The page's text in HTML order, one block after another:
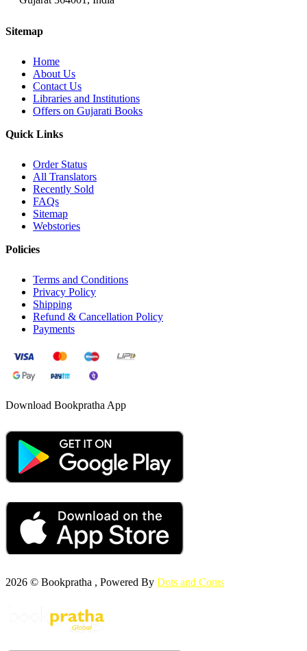
Sitemap
Home
About Us
Contact Us
Libraries and Institutions
Offers on Gujarati Books
Quick Links
Order Status
All Translators
Recently Sold
FAQs
Sitemap
Webstories
Policies
Terms and Conditions
Privacy Policy
Shipping
Refund & Cancellation Policy
Payments
Download Bookpratha App
2026 © Bookpratha , Powered By Dots and Coms